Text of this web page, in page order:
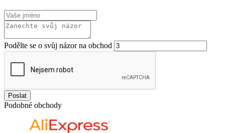
Podělte se o svůj názor na obchod
Poslat
Podobné obchody